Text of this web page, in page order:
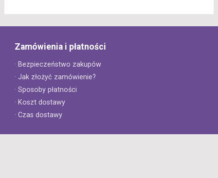
Zamówienia i płatności
· Bezpieczeństwo zakupów
· Jak złożyć zamówienie?
· Sposoby płatności
· Koszt dostawy
· Czas dostawy